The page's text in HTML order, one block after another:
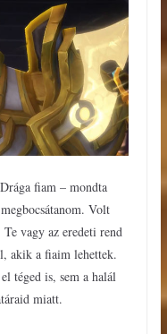
fiam – mondta
Volt
vagy az eredeti rend
akik a fiaim lehettek.
téged is, sem a halál
miatt.